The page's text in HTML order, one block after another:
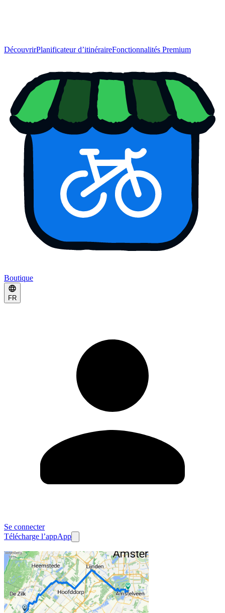
DécouvrirPlanificateur d’itinéraireFonctionnalités Premium
Boutique
FR
Se connecter
Télécharge l’appApp